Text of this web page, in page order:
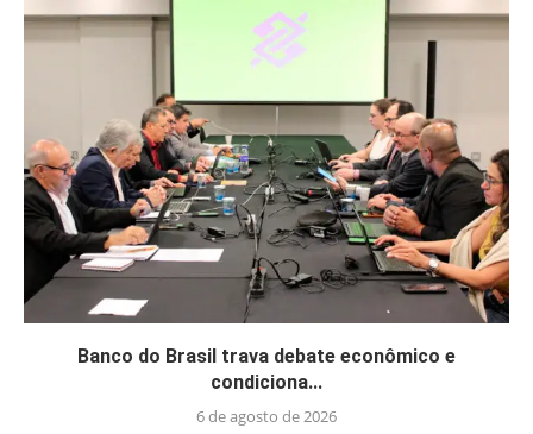
Banco do Brasil trava debate econômico e
condiciona...
6 de agosto de 2026